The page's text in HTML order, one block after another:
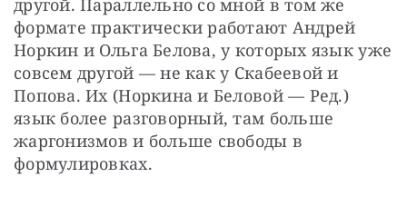
другой. Параллельно со мной в том же
формате практически работают Андрей
Норкин и Ольга Белова, у которых язык уже
совсем другой — не как у Скабеевой и
Попова. Их (Норкина и Беловой — Ред.)
язык более разговорный, там больше
жаргонизмов и больше свободы в
формулировках.